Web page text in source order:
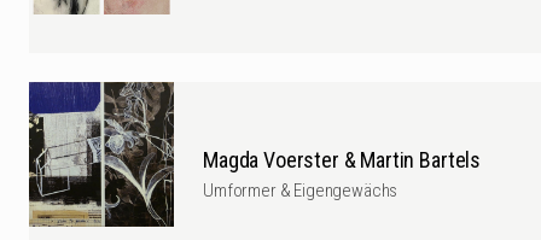
Magda Voerster & Martin Bartels
Umformer & Eigengewächs